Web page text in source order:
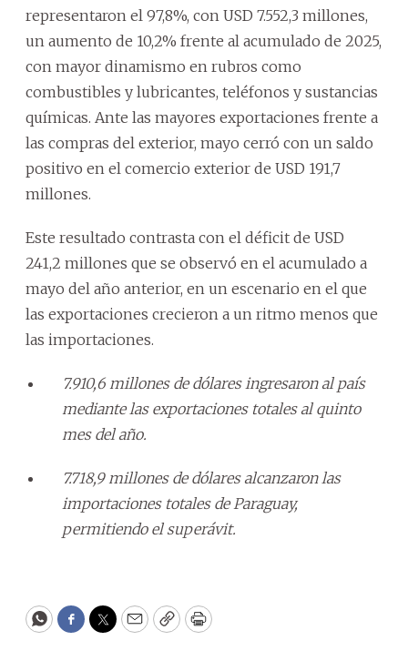
representaron el 97,8%, con USD 7.552,3 millones,
un aumento de 10,2% frente al acumulado de 2025,
con mayor dinamismo en rubros como
combustibles y lubricantes, teléfonos y sustancias
químicas. Ante las mayores exportaciones frente a
las compras del exterior, mayo cerró con un saldo
positivo en el comercio exterior de USD 191,7
millones.
Este resultado contrasta con el déficit de USD
241,2 millones que se observó en el acumulado a
mayo del año anterior, en un escenario en el que
las exportaciones crecieron a un ritmo menos que
las importaciones.
7.910,6 millones de dólares ingresaron al país
mediante las exportaciones totales al quinto
mes del año.
7.718,9 millones de dólares alcanzaron las
importaciones totales de Paraguay,
permitiendo el superávit.
WhatsApp
Facebook
Twitter
EmailCopyPrint